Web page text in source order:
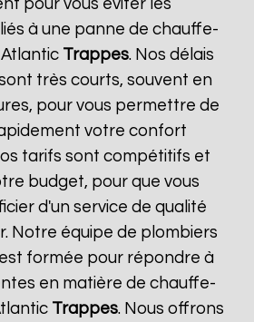
pour vous éviter les
à une panne de chauffe-
Trappes. Nos délais
très courts, souvent en
pour vous permettre de
votre confort
tarifs sont compétitifs et
budget, pour que vous
d'un service de qualité
Notre équipe de plombiers
formée pour répondre à
en matière de chauffe-
Trappes. Nous offrons